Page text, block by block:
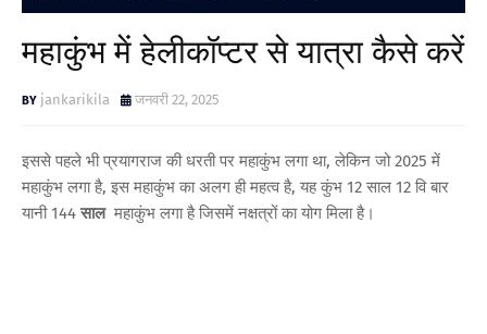
महाकुंभ में हेलीकॉप्टर से यात्रा कैसे करें
jankarikila जनवरी 22, 2025
इससे पहले भी प्रयागराज की धरती पर महाकुंभ लगा था, लेकिन जो 2025 में
महाकुंभ लगा है, इस महाकुंभ का अलग ही महत्व है, यह कुंभ 12 साल 12 वि बार
यानी 144 सालमहाकुंभ लगा है जिसमें नक्षत्रों का योग मिला है।